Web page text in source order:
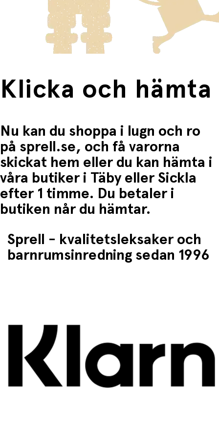
Specifikationer
Innehåll:
24 cupcake-toppers i 6 olika djurmotiv
röd kant
Material: Träpinnar, papper, vaxade snören,
Användning och dekorationstips
Fäst topperserna enkeltpå cupcakes för en
imponerande presentation.
Använd formarna för muffins, små bakelser eller
annan kalasmat
Kombinera gärna med resten av Animal Friends-
kollektionen från Meri Meri
Produkter som omfattas av detta är tydligt märkta, och
frakten för dessa varor visas i kassan.
Fri frakt när du handlar för mer än 1500:-
Klicka och hämta
Nu kan du shoppa i lugn och ro
på sprell.se, och få varorna
skickat hem eller du kan hämta i
våra butiker i Täby eller Sickla
efter 1 timme. Du betaler i
butiken når du hämtar.
Sprell - kvalitetsleksaker och
barnrumsinredning sedan 1996